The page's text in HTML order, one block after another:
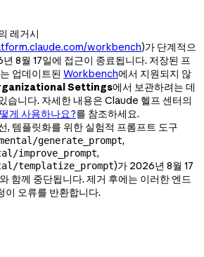
레거시
workbench)가 단계적으
8월 17일에 접근이 종료됩니다. 저장된 프
업데이트된 Workbench에서 지원되지 않
Settings에서 보관하려는 데
습니다. 자세한 내용은 Claude 헬프 센터의
게 사용하나요?를 참조하세요.
, 템플릿화를 위한 실험적 프롬프트 도구
generate_prompt,
improve_prompt,
templatize_prompt)가 2026년 8월 17
함께 중단됩니다. 제거 후에는 이러한 엔드
이 오류를 반환합니다.